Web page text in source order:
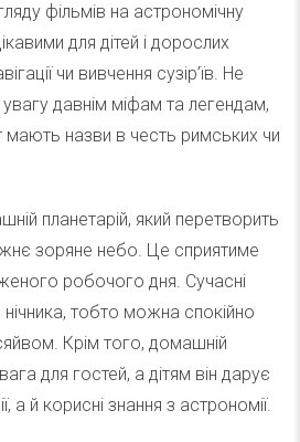
фільмів на астрономічну
для дітей і дорослих
чи вивчення сузір’їв. Не
давнім міфам та легендам,
мають назви в честь римських чи
планетарій, який перетворить
зоряне небо. Це сприятиме
робочого дня. Сучасні
тобто можна спокійно
Крім того, домашній
для гостей, а дітям він дарує
а й корисні знання з астрономії.